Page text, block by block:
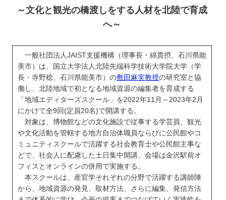
～文化と観光の橋渡しをする人材を北陸で育成
へ～
一般社団法人JAIST支援機構（理事長・綿貫摂、石川県能
美市）は、国立大学法人北陸先端科学技術大学院大学（学
長・寺野稔、石川県能美市）の敷田麻実教授の研究室と協
働し、北陸地域で初となる地域資源の編集者を育成する
「地域エディターズスクール」を2022年11月～2023年2月
にかけて全9回(定員20名)で開講する。
対象は、博物館などの文化施設で従事する学芸員、観光
や文化活動を管轄する地方自治体職員ならびに公民館やコ
ミュニティスクールで活躍する社会教育士や公民館主事な
どで、社会人に配慮した土日集中開講、会場は金沢駅前オ
フィスとオンラインの併用で実施する。
本スクールは、産官学それぞれの分野で活躍する講師陣
から、地域資源の発見、取材方法、さらに編集、発信方法